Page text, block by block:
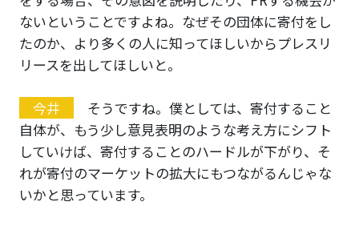
ないということですよね。なぜその団体に寄付をし
たのか、より多くの人に知ってほしいからプレスリ
リースを出してほしいと。
今井
そうですね。僕としては、寄付すること
自体が、もう少し意見表明のような考え方にシフト
していけば、寄付することのハードルが下がり、そ
れが寄付のマーケットの拡大にもつながるんじゃな
いかと思っています。